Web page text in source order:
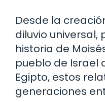
Desde la
diluvio universal,
historia de
pueblo de Israel
Egipto, estos
generaciones